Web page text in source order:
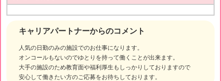
キャリアパートナーからのコメント
人気の日勤のみの施設でのお仕事になります。
オンコールもないのでゆとりを持って働くことが出来ます。
大手の施設のため教育面や福利厚生もしっかりしておりますので
安心して働きたい方のご応募をお待ちしております。